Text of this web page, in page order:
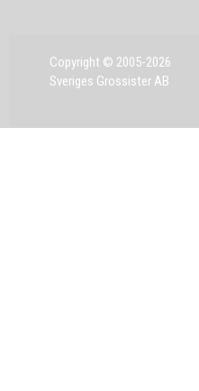
Copyright © 2005-2026
Sveriges Grossister AB